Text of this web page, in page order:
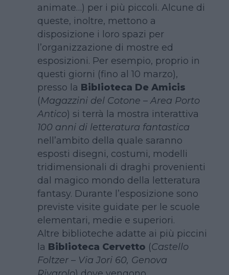
animate…) per i più piccoli. Alcune di
queste, inoltre, mettono a
disposizione i loro spazi per
l’organizzazione di mostre ed
esposizioni. Per esempio, proprio in
questi giorni (fino al 10 marzo),
presso la Biblioteca De Amicis
(Magazzini del Cotone – Area Porto
Antico) si terrà la mostra interattiva
100 anni di letteratura fantastica
nell’ambito della quale saranno
esposti disegni, costumi, modelli
tridimensionali di draghi provenienti
dal magico mondo della letteratura
fantasy. Durante l’esposizione sono
previste visite guidate per le scuole
elementari, medie e superiori.
Altre biblioteche adatte ai più piccini
la Biblioteca Cervetto (Castello
Foltzer – Via Jori 60, Genova